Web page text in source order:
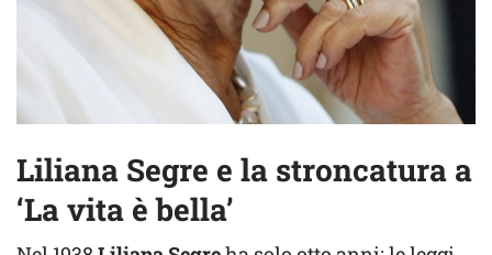
Liliana Segre e la stroncatura a
‘La vita è bella’